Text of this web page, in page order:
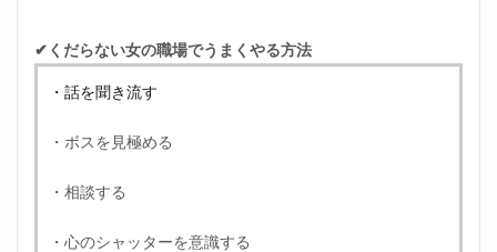
✔くだらない女の職場でうまくやる方法
・話を聞き流す
・ボスを見極める
・相談する
・心のシャッターを意識する